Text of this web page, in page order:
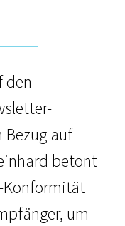
den
Bezug auf
betont
Konformität
um